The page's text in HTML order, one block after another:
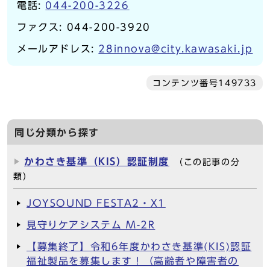
電話: 044-200-3226
ファクス: 044-200-3920
メールアドレス: 28innova@city.kawasaki.jp
コンテンツ番号149733
同じ分類から探す
かわさき基準（KIS）認証制度
（この記事の分
類）
JOYSOUND FESTA2・X1
見守りケアシステム M-2R
【募集終了】令和6年度かわさき基準(KIS)認証
福祉製品を募集します！（高齢者や障害者の